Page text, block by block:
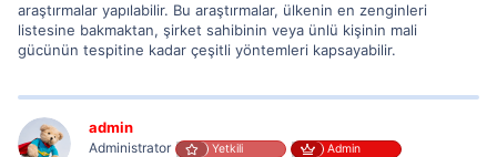
araştırmalar yapılabilir. Bu araştırmalar, ülkenin en zenginleri
listesine bakmaktan, şirket sahibinin veya ünlü kişinin mali
gücünün tespitine kadar çeşitli yöntemleri kapsayabilir.
admin
Administrator Yetkili
Admin